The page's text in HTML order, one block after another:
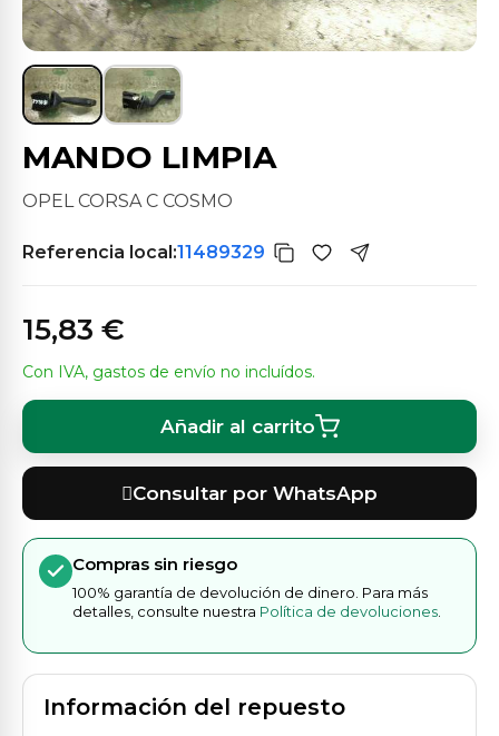
MANDO LIMPIA
OPEL CORSA C COSMO
Referencia local:11489329
15,83 €
Con IVA, gastos de envío no incluídos.
Añadir al carrito
Consultar por WhatsApp
Compras sin riesgo
100% garantía de devolución de dinero. Para más
detalles, consulte nuestra Política de devoluciones
Información del repuesto